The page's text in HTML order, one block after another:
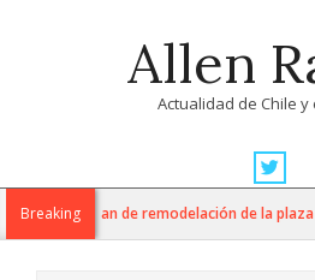
Allen
Actualidad de Chile y
Navigation
MenuBreaking
inician plan de remodelación de la plaza